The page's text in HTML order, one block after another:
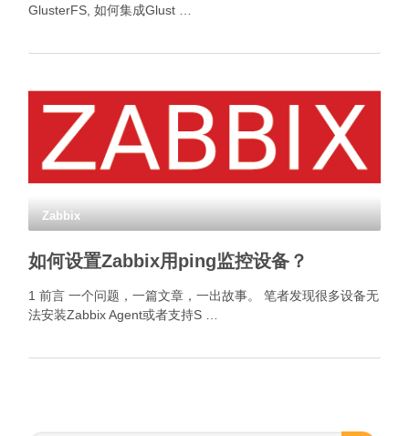
GlusterFS, 如何集成Glust …
Zabbix
如何设置Zabbix用ping监控设备？
1 前言 一个问题，一篇文章，一出故事。 笔者发现很多设备无
法安装Zabbix Agent或者支持S …